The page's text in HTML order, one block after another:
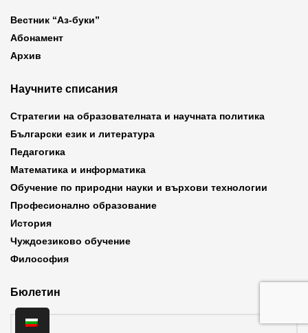
Вестник “Аз-буки”
Абонамент
Архив
Научните списания
Стратегии на образователната и научната политика
Български език и литература
Педагогика
Математика и информатика
Обучение по природни науки и върхови технологии
Професионално образование
История
Чуждоезиково обучение
Философия
Бюлетин